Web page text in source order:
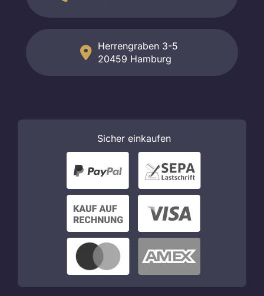
Herrengraben 3-5
20459 Hamburg
Sicher einkaufen